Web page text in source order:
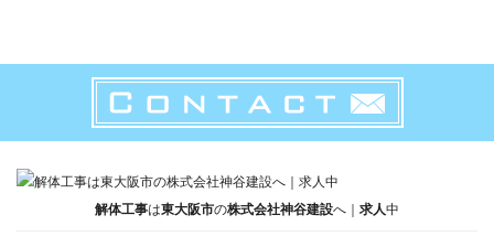
解体工事は東大阪市の株式会社神谷建設へ｜ 求人中